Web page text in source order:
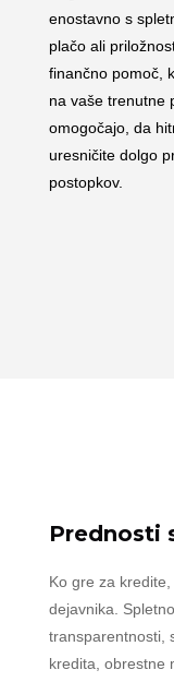
enostavno s
plačo ali
finančno pomoč,
na vaše trenutne
omogočajo, da
uresničite dolgo
postopkov.
Prednosti
Ko gre za
dejavnika.
transparentnosti,
kredita, obrestne